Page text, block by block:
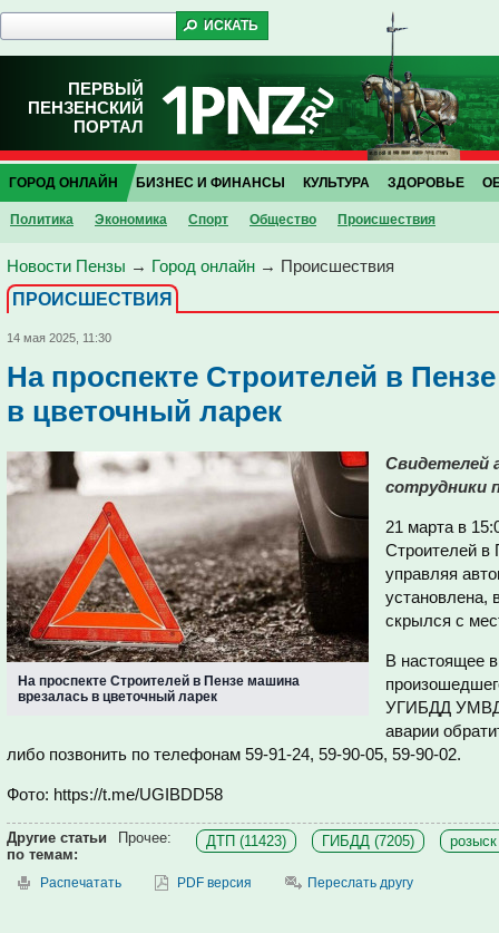
ПЕРВЫЙ
ПЕНЗЕНСКИЙ
ПОРТАЛ
ГОРОД ОНЛАЙН
Политика Экономика Спорт Общество Проиcшествия
БИЗНЕС И ФИНАНСЫ КУЛЬТУРА ЗДОРОВЬЕ
Новости Пензы → Город онлайн → Проиcшествия
ПРОИCШЕСТВИЯ
14 мая 2025, 11:30
На проспекте Строителей в
в цветочный ларек
На проспекте Строителей в Пензе машина
врезалась в цветочный ларек
Свидетелей
сотрудники
21 марта в
Строителей в
управляя
установлена,
скрылся с
В настоящее
УГИБДД УМВД
аварии
либо позвонить по телефонам 59-91-24, 59-90-05, 59-90-02.
Фото: https://t.me/UGIBDD58
Другие статьи
по темам:
Прочее: ДТП (11423) ГИБДД (7205)
Распечатать PDF версия Переслать другу